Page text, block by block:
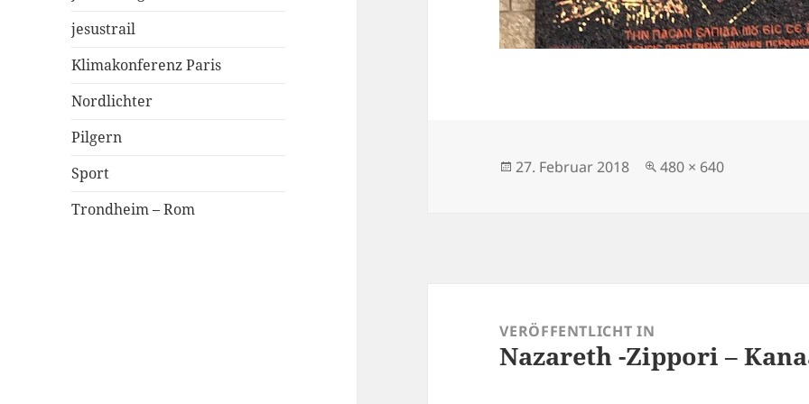
jesustrail
Klimakonferenz Paris
Nordlichter
Pilgern
Sport
Trondheim – Rom
Veröffentlicht
27. Februar 2018 Originalgröße
480 × 640
VERÖFFENTLICHT IN
Nazareth -Zippori –